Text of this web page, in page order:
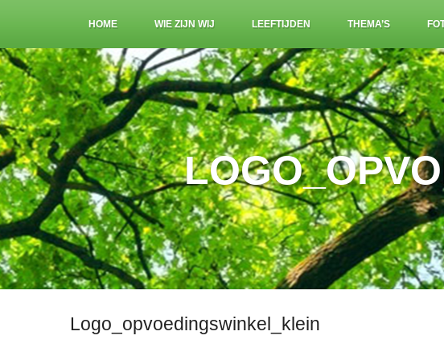
HOME WIE ZIJN WIJ LEEFTIJDEN THEMA’S
Logo_opvoedingswinkel_klein